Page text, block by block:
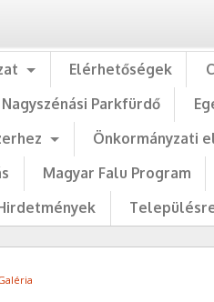
Elérhetőségek
Nagyszénási Parkfürdő
Önkormányzati
Magyar Falu Program